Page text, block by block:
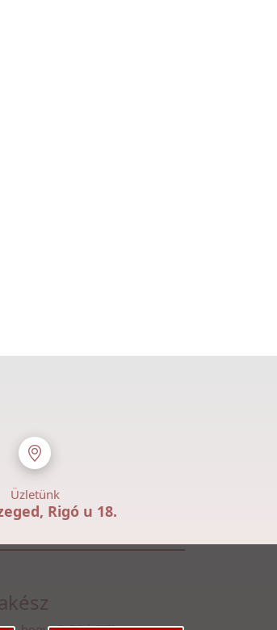
Üzletünk
Rigó u 18.